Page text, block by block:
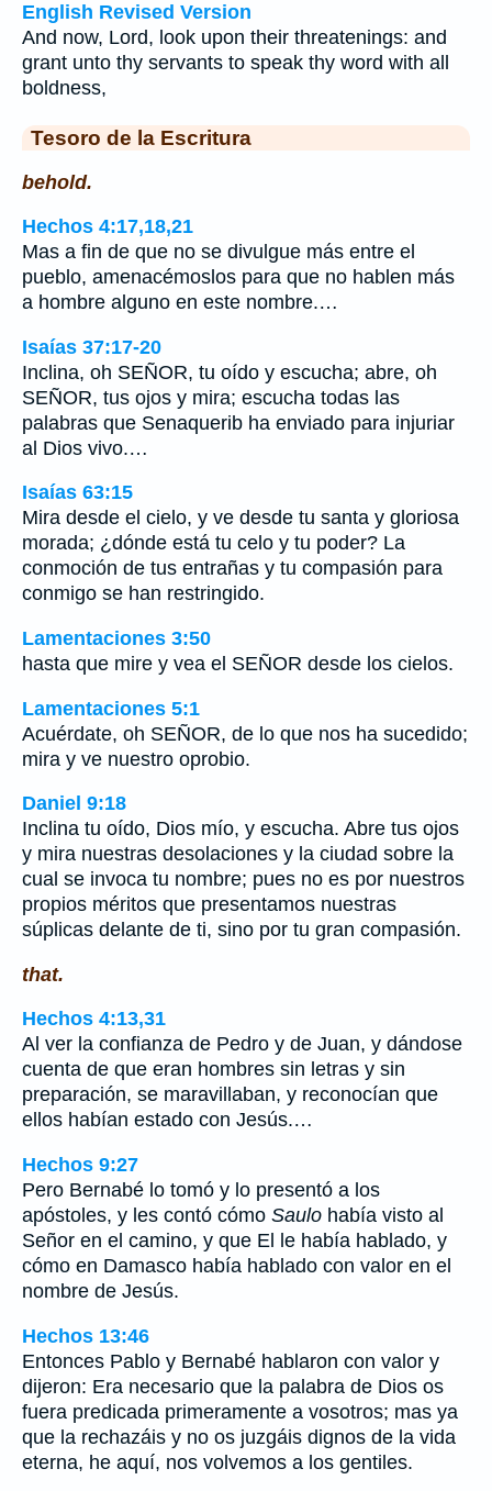
English Revised Version
And now, Lord, look upon their threatenings: and
grant unto thy servants to speak thy word with all
boldness,
Tesoro de la Escritura
behold.
Hechos 4:17,18,21
Mas a fin de que no se divulgue más entre el
pueblo, amenacémoslos para que no hablen más
a hombre alguno en este nombre.…
Isaías 37:17-20
Inclina, oh SEÑOR, tu oído y escucha; abre, oh
SEÑOR, tus ojos y mira; escucha todas las
palabras que Senaquerib ha enviado para injuriar
al Dios vivo.…
Isaías 63:15
Mira desde el cielo, y ve desde tu santa y gloriosa
morada; ¿dónde está tu celo y tu poder? La
conmoción de tus entrañas y tu compasión para
conmigo se han restringido.
Lamentaciones 3:50
hasta que mire y vea el SEÑOR desde los cielos.
Lamentaciones 5:1
Acuérdate, oh SEÑOR, de lo que nos ha sucedido;
mira y ve nuestro oprobio.
Daniel 9:18
Inclina tu oído, Dios mío, y escucha. Abre tus ojos
y mira nuestras desolaciones y la ciudad sobre la
cual se invoca tu nombre; pues no es por nuestros
propios méritos que presentamos nuestras
súplicas delante de ti, sino por tu gran compasión.
that.
Hechos 4:13,31
Al ver la confianza de Pedro y de Juan, y dándose
cuenta de que eran hombres sin letras y sin
preparación, se maravillaban, y reconocían que
ellos habían estado con Jesús.…
Hechos 9:27
Pero Bernabé lo tomó y lo presentó a los
apóstoles, y les contó cómo Saulo había visto al
Señor en el camino, y que El le había hablado, y
cómo en Damasco había hablado con valor en el
nombre de Jesús.
Hechos 13:46
Entonces Pablo y Bernabé hablaron con valor y
dijeron: Era necesario que la palabra de Dios os
fuera predicada primeramente a vosotros; mas ya
que la rechazáis y no os juzgáis dignos de la vida
eterna, he aquí, nos volvemos a los gentiles.